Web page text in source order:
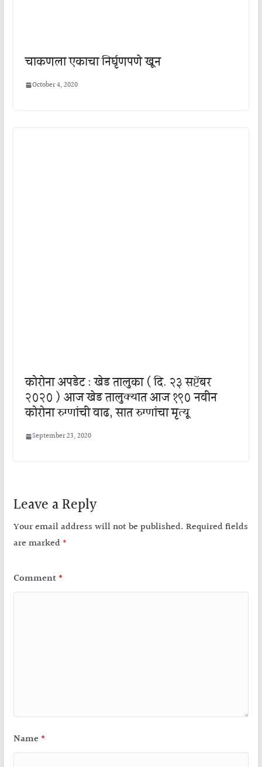
चाकणला एकाचा निर्घृणपणे खून
October 4, 2020
कोरोना अपडेट : खेड तालुका ( दि. २३ सप्टेंबर
२०२० ) आज खेड तालुक्यात आज १९० नवीन
कोरोना रुग्णांची वाढ, सात रुग्णांचा मृत्यू
September 23, 2020
Leave a Reply
Your email address will not be published. Required fields
are marked *
Comment *
Name *